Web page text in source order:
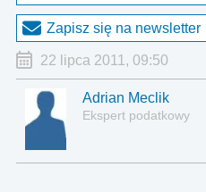
Zapisz się na newsletter
22 lipca 2011, 09:50
Adrian Meclik
Ekspert podatkowy